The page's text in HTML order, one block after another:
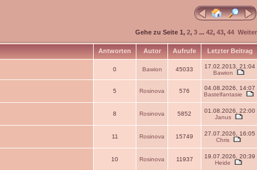
Gehe zu Seite 1, 2, 3 ... 42, 43, 44 Weiter
Antworten Autor Aufrufe Letzter Beitrag
0 Bawion 45033
17.02.2013, 21:04
Bawion
5 Rosinova 576
04.08.2026, 14:07
Bastelfantasie
8 Rosinova 5852
01.08.2026, 22:00
Janus
11 Rosinova 15749
27.07.2026, 16:05
Chris
10 Rosinova 11937
19.07.2026, 20:39
Heide